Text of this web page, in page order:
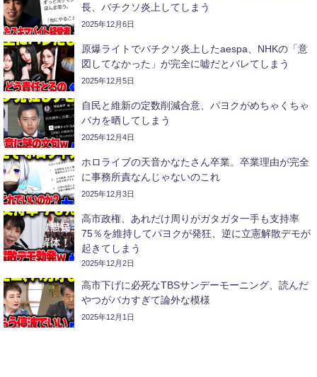
長、バチクソ炎上してしまう
2025年12月6日
原爆ライトでバチクソ炎上したaespa、NHKの「意
図してなかった」が完全に嘘だとバレてしまう
2025年12月5日
自民と維新の定数削減合意、パヨクがめちゃくちゃ
バカを晒してしまう
2025年12月4日
ホロライブの天音かなたさん卒業。卒業理由が完全
に事務所責なんじゃないのこれ
2025年12月3日
高市政権、あれだけ周りがガタガタ一手も支持率
75％を維持してパヨクが発狂、逆に立憲解散デモが
起きてしまう
2025年12月2日
高市下げに必死なTBSサンデーモーニング、読んだ
やつがバカすぎて論外な模様
2025年12月1日